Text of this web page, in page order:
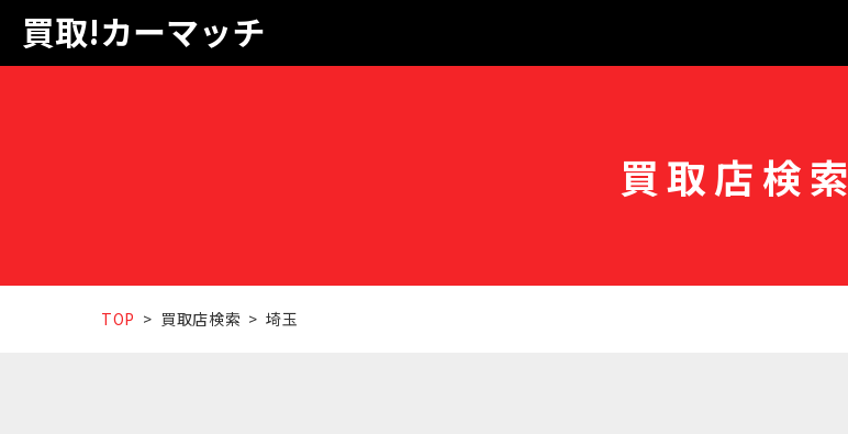
買取!カーマッチ
買取店検索
TOP 買取店検索 埼玉